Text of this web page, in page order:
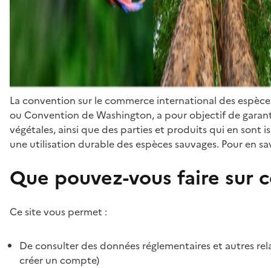
La convention sur le commerce international des
ou Convention de Washington, a pour objectif de
végétales, ainsi que des parties et produits qui en sont
une utilisation durable des espèces sauvages. Pour en
Que pouvez-vous faire sur
Ce site vous permet :
De consulter des données réglementaires et autres
créer un compte)